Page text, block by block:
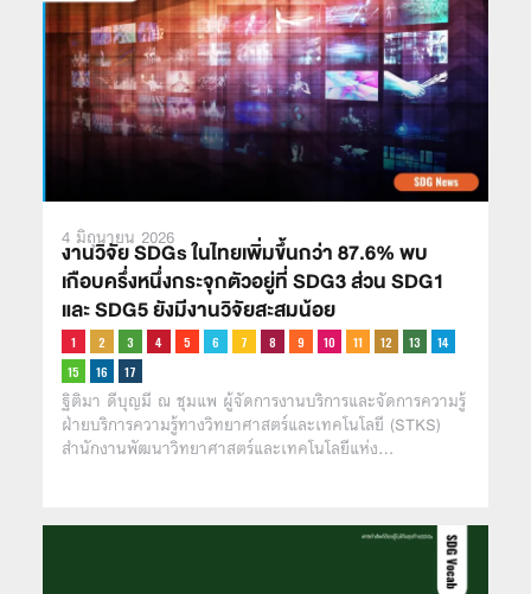
4 มิถุนายน 2026
งานวิจัย SDGs ในไทยเพิ่มขึ้นกว่า 87.6% พบ
เกือบครึ่งหนึ่งกระจุกตัวอยู่ที่ SDG3 ส่วน SDG1
และ SDG5 ยังมีงานวิจัยสะสมน้อย
ฐิติมา ดีบุญมี ณ ชุมแพ ผู้จัดการงานบริการและจัดการความรู้
ฝ่ายบริการความรู้ทางวิทยาศาสตร์และเทคโนโลยี (STKS)
สำนักงานพัฒนาวิทยาศาสตร์และเทคโนโลยีแห่ง…